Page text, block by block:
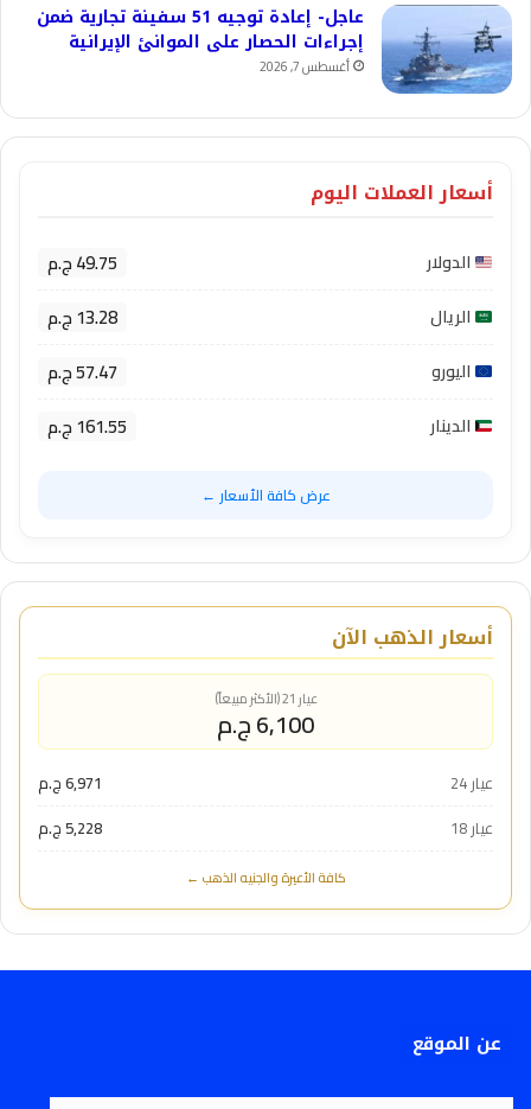
عاجل- إعادة توجيه 51 سفينة تجارية ضمن
إجراءات الحصار على الموانئ الإيرانية
أغسطس 7, 2026
أسعار العملات اليوم
الدولار 49.75 ج.م
الريال 13.28 ج.م
اليورو 57.47 ج.م
الدينار 161.55 ج.م
عرض كافة الأسعار ←
أسعار الذهب الآن
عيار 21 (الأكثر مبيعاً)
6,100 ج.م
عيار 24
6,971 ج.م
عيار 18
5,228 ج.م
كافة الأعيرة والجنيه الذهب ←
عن الموقع